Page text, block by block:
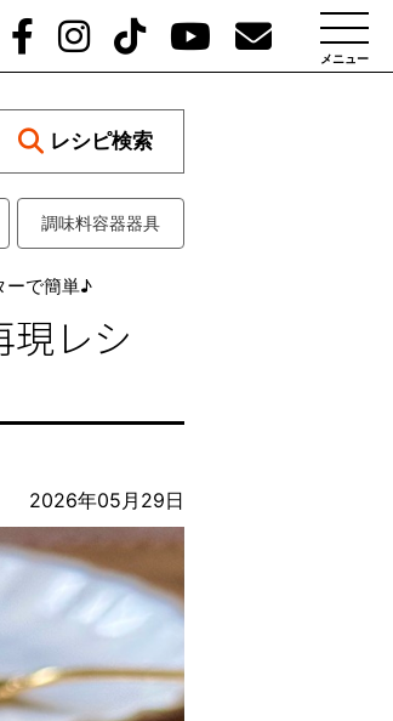
メニュー
レシピ検索
調味料容器器具
ーで簡単♪
現レシ
2026年05月29日